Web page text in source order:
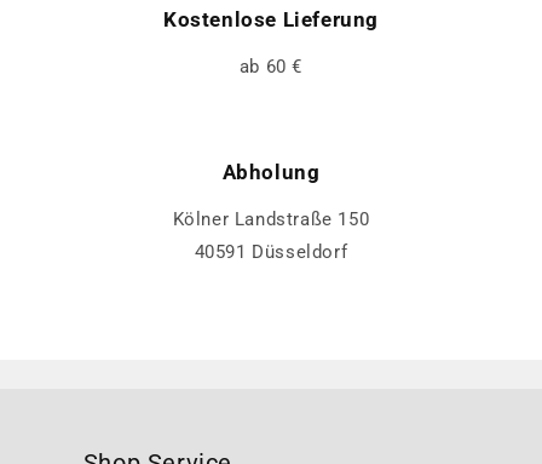
Kostenlose Lieferung
ab 60 €
Abholung
Kölner Landstraße 150
40591 Düsseldorf